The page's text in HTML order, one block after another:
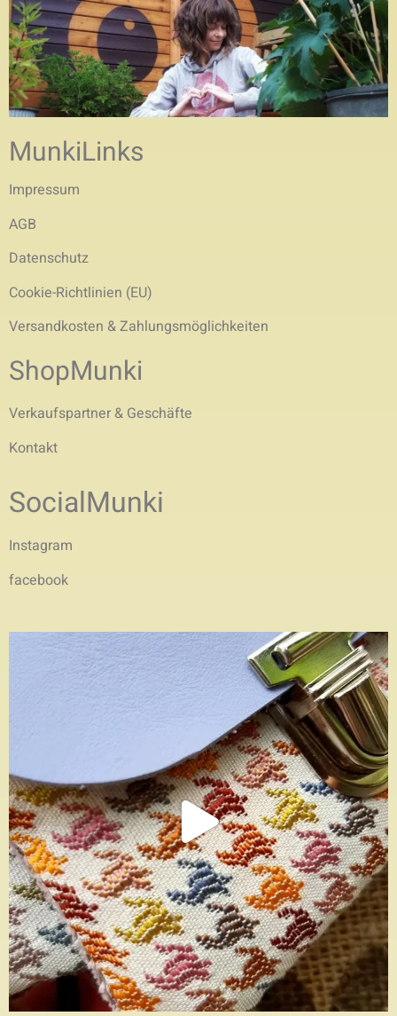
MunkiLinks
Impressum
AGB
Datenschutz
Cookie-Richtlinien (EU)
Versandkosten & Zahlungsmöglichkeiten
ShopMunki
Verkaufspartner & Geschäfte
Kontakt
SocialMunki
Instagram
facebook